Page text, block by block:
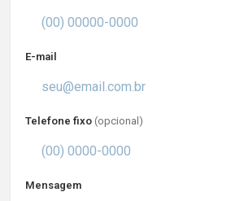
E-mail
Telefone fixo (opcional)
Mensagem